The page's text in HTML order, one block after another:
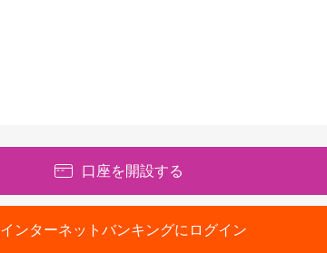
口座を開設する
インターネットバンキングにログイン